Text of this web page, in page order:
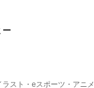
ー
ラスト・eスポーツ・アニメ